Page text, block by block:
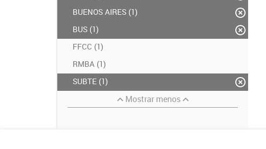
BUENOS AIRES (1)
BUS (1)
FFCC (1)
RMBA (1)
SUBTE (1)
Mostrar menos